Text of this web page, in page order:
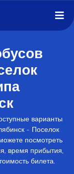
варианты
- Поселок
посмотреть
время прибытия,
билета.